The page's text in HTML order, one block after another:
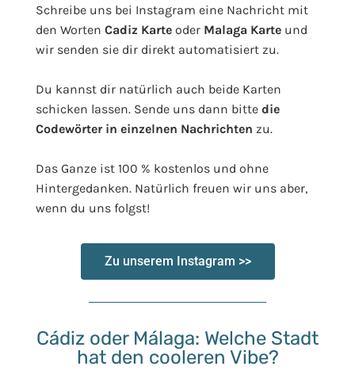
Schreibe uns bei Instagram eine Nachricht mit
den Worten Cadiz Karte oder Malaga Karte und
wir senden sie dir direkt automatisiert zu.
Du kannst dir natürlich auch beide Karten
schicken lassen. Sende uns dann bitte die
Codewörter in einzelnen Nachrichten zu.
Das Ganze ist 100 % kostenlos und ohne
Hintergedanken. Natürlich freuen wir uns aber,
wenn du uns folgst!
Zu unserem Instagram >>
Cádiz oder Málaga: Welche Stadt
hat den cooleren Vibe?